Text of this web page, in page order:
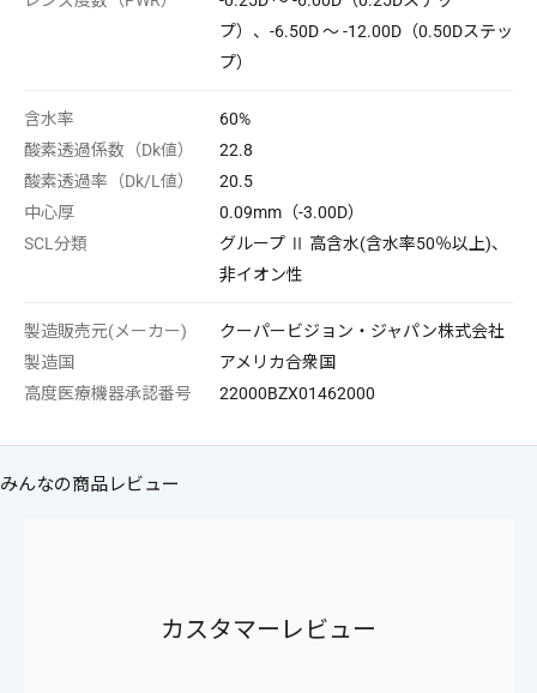
プ）、-6.50D ～ -12.00D（0.50Dステッ
プ）
含水率
60%
酸素透過係数（Dk値）
22.8
酸素透過率（Dk/L値）
20.5
中心厚
0.09mm（-3.00D）
SCL分類
グループ Ⅱ 高含水(含水率50％以上)、
非イオン性
製造販売元(メーカー)
クーパービジョン・ジャパン株式会社
製造国
アメリカ合衆国
高度医療機器承認番号
22000BZX01462000
みんなの商品レビュー
カスタマーレビュー